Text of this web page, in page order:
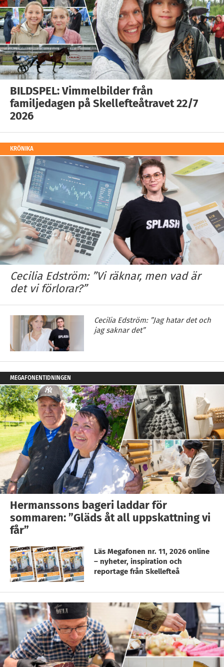
BILDSPEL: Vimmelbilder från
familjedagen på Skellefteåtravet 22/7
2026
KRÖNIKA
Cecilia Edström: ”Vi räknar, men vad är
det vi förlorar?”
Cecilia Edström: ”Jag hatar det och
jag saknar det”
MEGAFONENTIDNINGEN
Hermanssons bageri laddar för
sommaren: ”Gläds åt all uppskattning vi
får”
Läs Megafonen nr. 11, 2026 online
– nyheter, inspiration och
reportage från Skellefteå